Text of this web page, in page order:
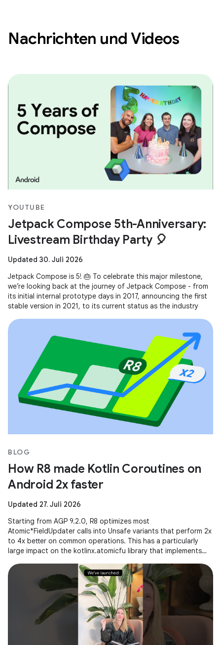
Nachrichten und Videos
YOUTUBE
Jetpack Compose 5th-Anniversary:
Livestream Birthday Party 🎈
Updated 30. Juli 2026
Jetpack Compose is 5! 🎂 To celebrate this major milestone,
we’re looking back at the journey of Jetpack Compose - from
its initial internal prototype days in 2017, announcing the first
stable version in 2021, to its current status as the industry
BLOG
How R8 made Kotlin Coroutines on
Android 2x faster
Updated 27. Juli 2026
Starting from AGP 9.2.0, R8 optimizes most
Atomic*FieldUpdater calls into Unsafe variants that perform 2x
to 4x better on common operations. This has a particularly
large impact on the kotlinx.atomicfu library that implements